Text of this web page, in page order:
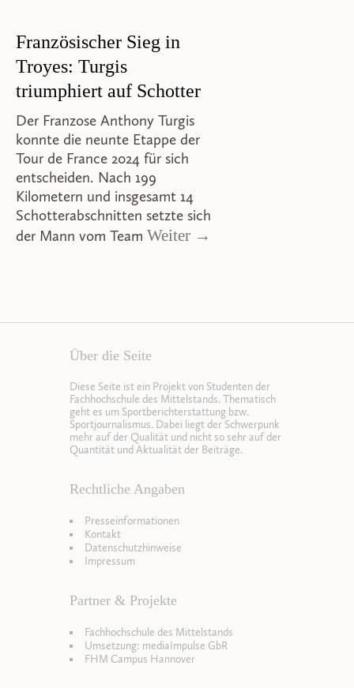
Französischer Sieg in
Troyes: Turgis
triumphiert auf Schotter
Der Franzose Anthony Turgis
konnte die neunte Etappe der
Tour de France 2024 für sich
entscheiden. Nach 199
Kilometern und insgesamt 14
Schotterabschnitten setzte sich
der Mann vom Team Weiter →
Über die Seite
Diese Seite ist ein Projekt von Studenten der
Fachhochschule des Mittelstands. Thematisch
geht es um Sportberichterstattung bzw.
Sportjournalismus. Dabei liegt der Schwerpunk
mehr auf der Qualität und nicht so sehr auf der
Quantität und Aktualität der Beiträge.
Rechtliche Angaben
Presseinformationen
Kontakt
Datenschutzhinweise
Impressum
Partner & Projekte
Fachhochschule des Mittelstands
Umsetzung: mediaImpulse GbR
FHM Campus Hannover